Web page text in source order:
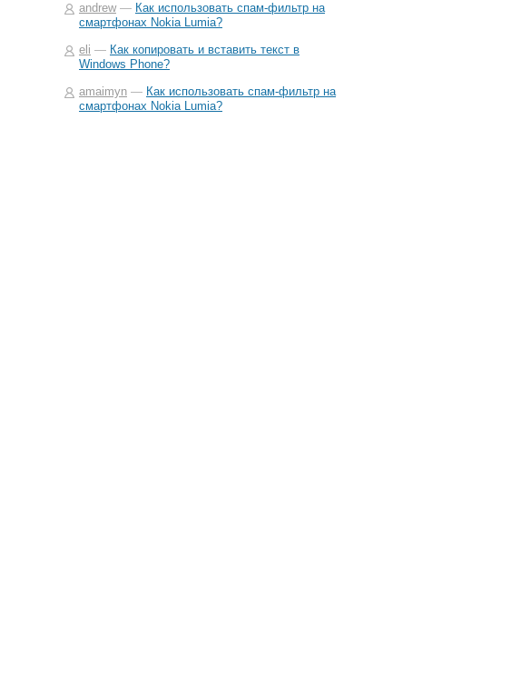
andrew— Как использовать спам-фильтр на
смартфонах Nokia Lumia?
eli — Как копировать и вставить текст в
Windows Phone?
amaimyn — Как использовать спам-фильтр на
смартфонах Nokia Lumia?